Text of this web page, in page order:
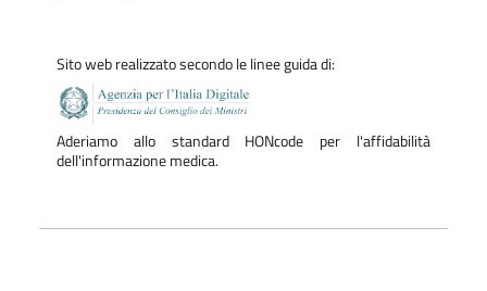
Sito web realizzato secondo le linee guida di:
Aderiamo allo standard HONcode per l'affidabilità
dell'informazione medica.